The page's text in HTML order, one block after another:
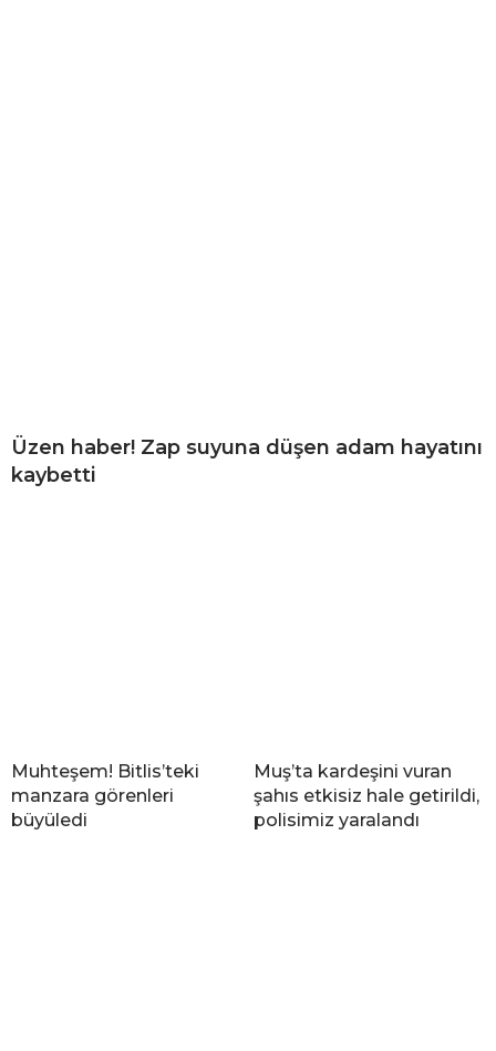
Üzen haber! Zap suyuna düşen adam hayatını
kaybetti
Muhteşem! Bitlis’teki
manzara görenleri
büyüledi
Muş’ta kardeşini vuran
şahıs etkisiz hale getirildi,
polisimiz yaralandı